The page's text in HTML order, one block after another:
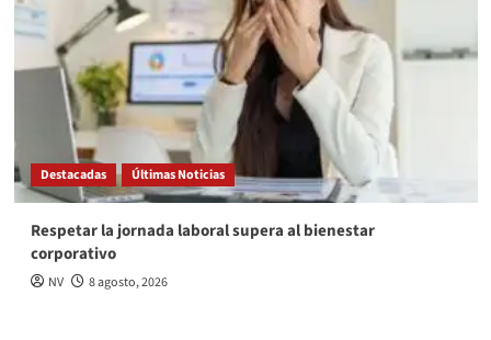
Destacadas Últimas Noticias
Respetar la jornada laboral supera al bienestar
corporativo
NV 8 agosto, 2026